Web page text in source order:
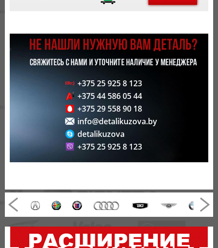
НЕ НАШЛИ НУЖНУЮ ВАМ ДЕТАЛЬ?
СВЯЖИТЕСЬ С НАМИ И УТОЧНИТЕ НАЛИЧИЕ У МЕНЕДЖЕРА
+375 25 925 8 123
+375 44 586 05 44
+375 29 558 90 18
info@detalikuzova.by
detalikuzova
+375 25 925 8 123